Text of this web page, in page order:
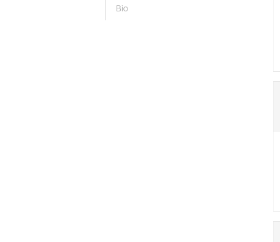
Bio